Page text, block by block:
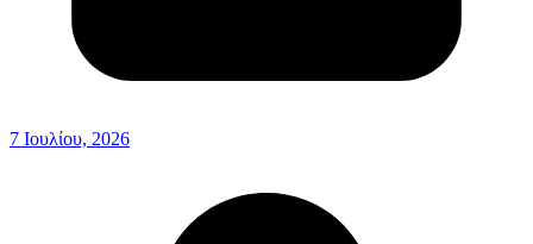
7 Ιουλίου, 2026